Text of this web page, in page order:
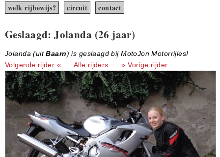
welk rijbewijs?
circuit contact
Geslaagd: Jolanda (26 jaar)
Jolanda (uitBaarn) is geslaagd bij MotoJon Motorrijles!
Volgende rijder «
Alle rijders » Vorige rijder